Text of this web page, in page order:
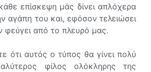
επίσκεψη μάς δίνει απλόχερα
αγάπη του και, εφόσον τελειώσει
φεύγει από το πλευρό μας.
ότι αυτός ο τύπος θα γίνει πολύ
φίλος ολόκληρης της